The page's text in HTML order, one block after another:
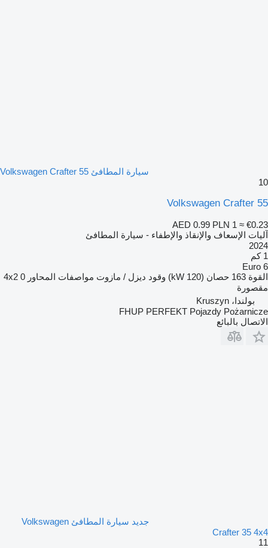
سيارة المطافئ Volkswagen Crafter 55
10
Volkswagen Crafter 55
AED 0.99 PLN 1 ≈ €0.23
آليات الإسعاف والإنقاذ والإطفاء - سيارة المطافئ
2024
1 كم
Euro 6
القوة 163 حصان (120 kW) وقود ديزل / مازوت مواصفات المحاور 4x2 0
مقصورة
بولندا، Kruszyn
FHUP PERFEKT Pojazdy Pożarnicze
الاتصال بالبائع
جديد سيارة المطافئ Volkswagen
Crafter 35 4x4
11